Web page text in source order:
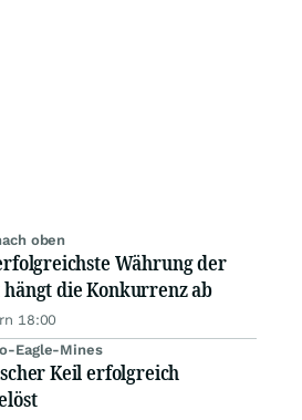
oben
Währung der
die Konkurrenz ab
18:00
Eagle-Mines
Keil erfolgreich